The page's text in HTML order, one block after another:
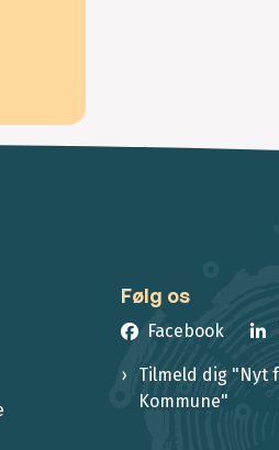
Følg os
Facebook
Tilmeld dig "Nyt
Kommune"